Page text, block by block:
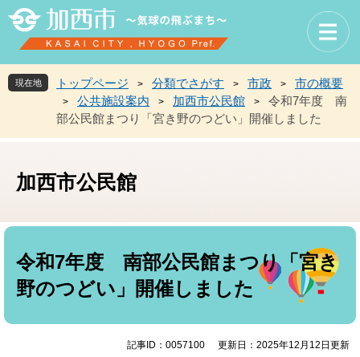
先
頭
を
飛
現在地 トップページ > 分類でさがす > 市政 > 市の概要
> 公共施設案内 > 加西市公民館 >
令和7年度 南
部公民館まつり「宮き野のつどい」開催しました
加西市公民館
本
令和7年度 南部公民館まつり「宮き
野のつどい」開催しました
記事ID：0057100 更新日：2025年12月12日更新